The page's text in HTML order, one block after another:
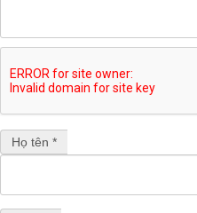
Họ tên *